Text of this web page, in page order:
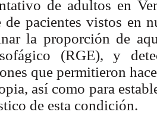
de adultos en
de pacientes vistos en
la proporción de
(RGE), y
que permitieron
así como para
de esta condición.